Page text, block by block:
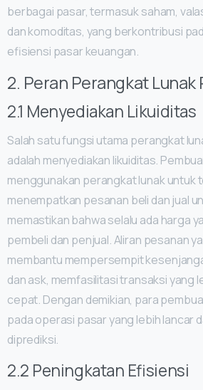
berbagai pasar, termasuk saham,
dan komoditas, yang berkontribusi
efisiensi pasar keuangan.
2. Peran Perangkat Lunak
2.1 Menyediakan Likuiditas
Salah satu fungsi utama perangkat
adalah menyediakan likuiditas.
menggunakan perangkat lunak untuk
menempatkan pesanan beli dan jual
memastikan bahwa selalu ada harga
pembeli dan penjual. Aliran pesanan
membantu mempersempit
dan ask, memfasilitasi transaksi yang
cepat. Dengan demikian, para
pada operasi pasar yang lebih lancar
diprediksi.
2.2 Peningkatan Efisiensi